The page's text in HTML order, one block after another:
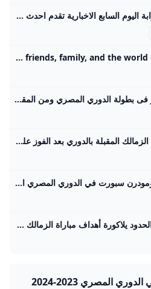
اليوم السابع بوابة اليوم السابع الاخبارية تقدم احدث واهم اخبار مصر على مدار اليوم كما نقدم اهم اخبار الرياضة والفن والاقتصاد والحوادث الرئيس السيسى يوجه بجذب الخطوط الملاحية العالمية لدعم التنمية الشاملة.. خطة متكاملة لتطوير الموانئ من جرجوب إلى أبو قير وبورسعيد وبرنيس.. وافتتاح مونوريل شرق النيل نوفمبر 2025 والقطار السريع يدخل الخدمة 2026 الإثنين، 25 أغسطس 2025 03:45 م الإثنين، 25 أغسطس 2025 03:45 م الأهلي فى مواجهة قوية أمام غزل المحلة فى الدوري اليوم.
- YouTube Enjoy the videos and music you love, upload original content, and share it all with friends, family, and the world on YouTube.
موعد مباراة الزمالك ضد فاركو فى بطولة الدوري المصري ومن المقرر أن تذاع أحداث مباراة الفريق الأول لكرة القدم بنادي الزمالك مع نظيره فريق فاركو فى بطولة الدوري عبر قناة أون سبورت . الإثنين 25/أغسطس/2025 - 09:52 ص 8/25/2025 9:52:17 AM رياضة نورهان عاطف طباعة يلتقي الفريق الأول لكرة القدم بنادي الزمالك مع نظيره فريق غزل المحلة ، غداً الثلاثاء، في تمام الساعة التاسعة مساءً، باستاد السلام، فى الجولة الرابعة لمسابقة الدوري المصري. القناة الناقلة لمباراة الزمالك وفاركو فى بطولة الدوري تحيا مصر، ومن المقرر أن تذاع أحداث مباراة الفريق الأول لكرة القدم بنادي الزمالك مع نظيره فريق فاركو فى بطولة الدوري عبر قناة" أون سبورت".
بوابة روز اليوسف موعد مباراة الزمالك المقبلة بالدوري بعد الفوز علي مودرن يستعد فريق الكرة الأول في نادي الزمالك بقيادة مدربه البلجيكي يانيك فيريرا لخوض مواجهة جديدة بعد الفوز علي موعد مباراة الزمالك المقبلة بالدوري بعد الفوز علي مودرن 02:42 ص - الجمعة 22 أغسطس 2025 كتب وليد زينهم يستعد فريق الكرة الأول في نادي الزمالك بقيادة مدربه البلجيكي يانيك فيريرا لخوض مواجهة جديدة بعد الفوز علي مودرن سبورت. ربما يعجبك عاجل| أرقام مجنونة وتألق لافت.. راقص السامبا يعوض الزمالك عن “سحر زيزو” الجمعة 22 أغسطس 2025 عاجل.
نتيجة وملخص مباراة الزمالك ومودرن سبورت في الدوري المصري اليوم مباشر الآن مباراة الزمالك ضد مودرن سبورت.. تتجه أنظار عشاق الكرة المصرية وبالتحديد الفارس الأبيض، صوب ملعب استاد هيئة قناة السويس بالإسماعيلية، لـ <a… الخميس 21-08-2025 19:51 | كتب: كريم كمال | مباراة الزمالك و سيراميكا كليوباترا في الدوري الممتاز - صورة أرشيفية تصوير : آخرون مباشر الآن مباراة الزمالك ضد مودرن سبورت.. تتجه أنظار عشاق الكرة المصرية وبالتحديد الفارس الأبيض، صوب ملعب استاد هيئة قناة السويس بالإسماعيلية، لـ مشاهدة مباراة الزمالك ومودرن سبورت بث مباشر في الجولة الثالثة من الدوري المصري الممتاز موسم 2025-2026.
أهداف مباراة الزمالك وحرس الحدود يلاكورة أهداف مباراة الزمالك وحرس الحدود مباريات الغد الخميس 16 يناير 2025 06:49 م تابعنا علي جوجل تابعنا علي فيسبوك تابعنا علي يوتيوب تابعنا علي واتس اب تابعنا علي تيك توك
جدول مباريات الزمالك في الدوري المصري 2023-2024